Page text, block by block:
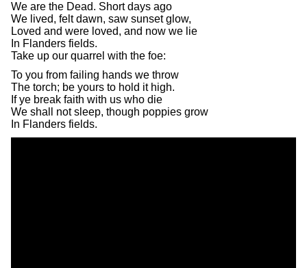
We are the Dead. Short days ago
We lived, felt dawn, saw sunset glow,
Loved and were loved, and now we lie
In Flanders fields.
Take up our quarrel with the foe:
To you from failing hands we throw
The torch; be yours to hold it high.
If ye break faith with us who die
We shall not sleep, though poppies grow
In Flanders fields.